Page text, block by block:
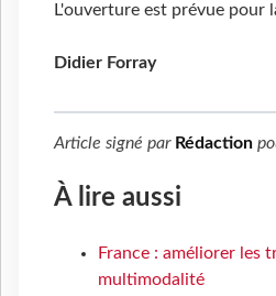
L'ouverture est prévue pour
Didier Forray
Article signé par Rédaction
À lire aussi
France : améliorer les
multimodalité